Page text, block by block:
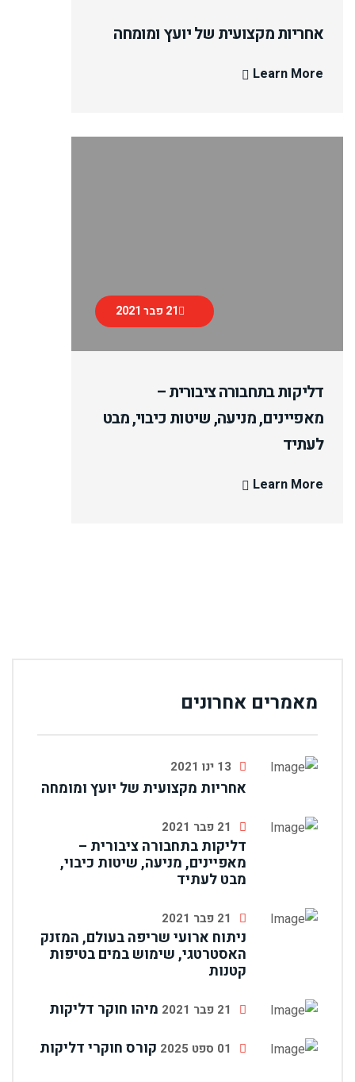
אחריות מקצועית של יועץ ומומחה
Learn More
21 פבר 2021
דליקות בתחבורה ציבורית –
מאפיינים, מניעה, שיטות כיבוי, מבט
לעתיד
Learn More
מאמרים אחרונים
13 ינו 2021
אחריות מקצועית של יועץ ומומחה
21 פבר 2021
דליקות בתחבורה ציבורית –
מאפיינים, מניעה, שיטות כיבוי,
מבט לעתיד
21 פבר 2021
ניתוח ארועי שריפה בעולם, המזנק
האסטרטגי, שימוש במים בטיפות
קטנות
21 פבר 2021 מיהו חוקר דליקות
01 ספט 2025 קורס חוקרי דליקות